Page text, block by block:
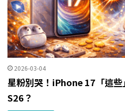
2026-03-04
星粉別哭！iPhone 17「這
S26？